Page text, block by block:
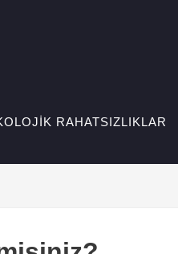
RAHATSIZLIKLAR